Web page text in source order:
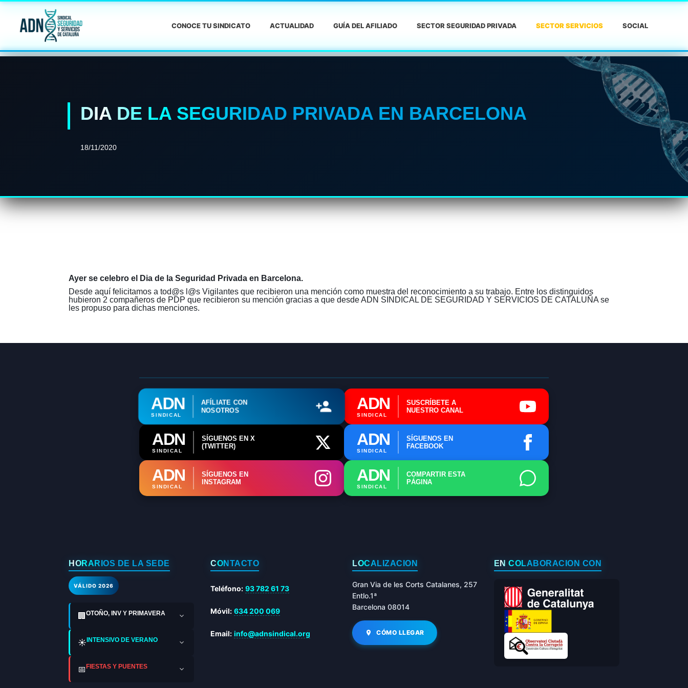
CONOCE TU SINDICATO ACTUALIDAD GUÍA DEL AFILIADO SECTOR SEGURIDAD PRIVADA SECTOR SERVICIOS SOCIAL
DIA DE LA SEGURIDAD PRIVADA EN BARCELONA
18/11/2020
Ayer se celebro el Dia de la Seguridad Privada en Barcelona.
Desde aquí felicitamos atod@s l@s Vigilantes que recibieron una mención como muestra del reconocimiento a su trabajo. Entre los distinguidos
hubieron 2 compañeros de PDP que recibieron su mención gracias a que desde ADN SINDICAL DE SEGURIDAD Y SERVICIOS DE CATALUÑA se
les propuso para dichas menciones.
ADN
SINDICAL
AFÍLIATE CON
NOSOTROS
ADN
SINDICAL
SUSCRÍBETE A
NUESTRO CANAL
ADN
SINDICAL
SÍGUENOS EN X
(TWITTER)
ADN
SINDICAL
SÍGUENOS EN
FACEBOOK
ADN
SINDICAL
SÍGUENOS EN
INSTAGRAM
ADN
SINDICAL
COMPARTIR ESTA
PÁGINA
HORARIOS DE LA SEDE
VÁLIDO 2026
🏢OTOÑO, INV Y PRIMAVERA
☀️INTENSIVO DE VERANO
📅FIESTAS Y PUENTES
CONTACTO
Teléfono: 93 782 61 73
Móvil: 634 200 069
Email: info@adnsindical.org
LOCALIZACIÓN
Gran Via de les Corts Catalanes, 257
Entlo.1ª
Barcelona 08014
CÓMO LLEGAR
EN COLABORACIÓN CON
ℹ️ Consulta General a Sede (Email)
⚖️ Dpto. Jurídico y Abogados (Email)
🤖 Dudas Rápidas del Convenio (IA)
📊 Herramienta: Tabla Salarial PDF
📄 Herramienta: Generador Plantillas